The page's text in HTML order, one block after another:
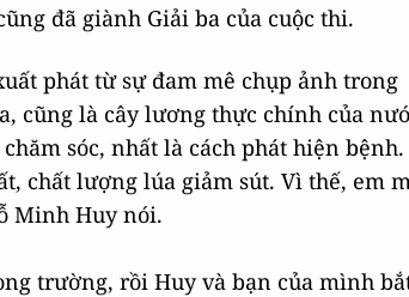
đã giành Giải ba của cuộc thi.
phát từ sự đam mê chụp ảnh trong
cũng là cây lương thực chính của
sóc, nhất là cách phát hiện
chất lượng lúa giảm sút. Vì thế, em
Minh Huy nói.
trường, rồi Huy và bạn của mình